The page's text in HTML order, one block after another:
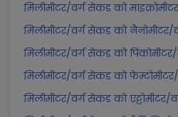
मिलीमीटर/वर्ग सेकंड को
मिलीमीटर/वर्ग सेकंड को
मिलीमीटर/वर्ग सेकंड को
मिलीमीटर/वर्ग सेकंड को
मिलीमीटर/वर्ग सेकंड को